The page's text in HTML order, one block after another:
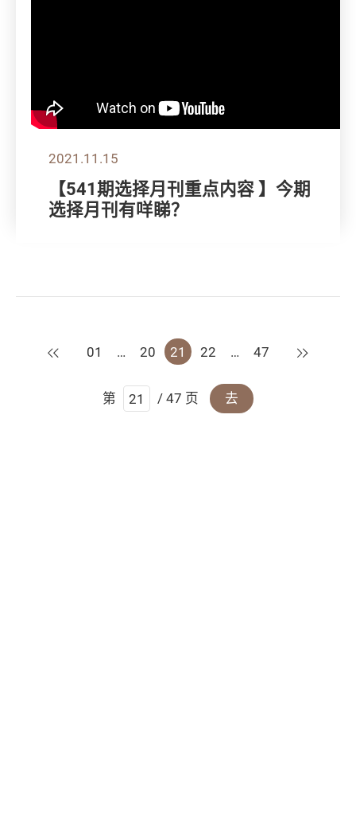
2021.11.15
【541期选择月刊重点内容 】今期
选择月刊有咩睇？
上一页
01 … 20 21 22 … 47 下一页
第 / 47 页 去